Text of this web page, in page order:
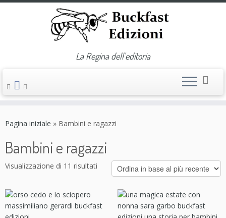
La Regina dell'editoria
Pagina iniziale » Bambini e ragazzi
Bambini e ragazzi
Visualizzazione di 11 risultati